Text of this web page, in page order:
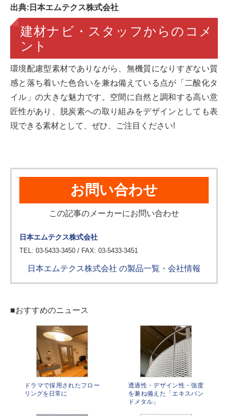
出典:日本エムテクス株式会社
建材ナビ・スタッフからのコメ
ント
環境配慮型素材でありながら、無機質になりすぎない質
感と落ち着いた色合いを兼ね備えている点が「二酸化タ
イル」の大きな魅力です。空間に自然と調和する高い意
匠性があり、脱炭素への取り組みをデザインとしても表
現できる素材として、ぜひ、ご注目ください!
お問い合わせ
この記事のメーカーにお問い合わせ
日本エムテクス株式会社
TEL: 03-5433-3450 / FAX: 03-5433-3451
日本エムテクス株式会社 の製品一覧・会社情報
■おすすめのニュース
ドラマで採用されたフロー
リングを日常に
透過性・デザイン性・強度
を兼ね備えた「エキスパン
ドメタル」